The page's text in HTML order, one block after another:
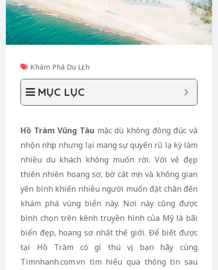
Khám Phá Du Lịch
MỤC LỤC
Hồ Tràm Vũng Tàu mặc dù không đông đúc và
nhộn nhịp nhưng lại mang sự quyến rũ lạ kỳ làm
nhiều du khách không muốn rời. Với vẻ đẹp
thiên nhiên hoang sơ, bờ cát mịn và không gian
yên bình khiến nhiều người muốn đặt chân đến
khám phá vùng biển này. Nơi này cũng được
bình chọn trên kênh truyền hình của Mỹ là bãi
biển đẹp, hoang sơ nhất thế giới. Để biết được
tại Hồ Tràm có gì thú vị, bạn hãy cùng
Timnhanh.com.vn tìm hiểu qua thông tin sau